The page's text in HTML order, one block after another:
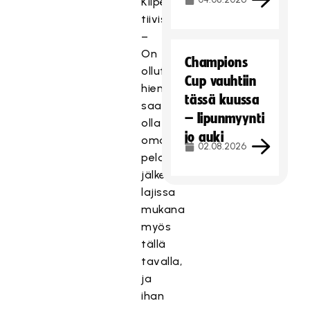
tiivistää.
–
On
ollut
hienoa
saada
olla
oman
pelaajauran
jälkeen
lajissa
mukana
myös
tällä
tavalla,
ja
ihan
Champions
Cup vauhtiin
tässä kuussa
– lipunmyynti
jo auki
02.08.2026